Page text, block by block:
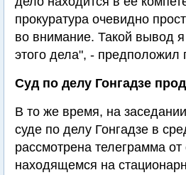
прокуратура очевидно
во внимание. Такой вывод я
этого дела", -
Суд по делу Гонгадзе
В то же время, на
суде по делу Гонгадзе в
рассмотрена телеграмма от
находящемся на